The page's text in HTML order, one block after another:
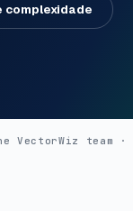
complexidade
VectorWiz team